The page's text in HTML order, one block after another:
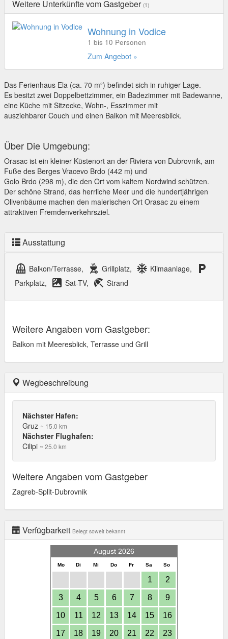
Weitere Unterkünfte vom Gastgeber (1)
Wohnung in Vodice
1 bis 10 Personen
Zum Angebot »
Das Ferienhaus Ela (ca. 70 m²) befindet sich in ruhiger Lage.
Es besitzt zwei Doppelbettzimmer, ein Badezimmer mit Badewanne,
eine Küche mit Sitzecke, Wohn-, Esszimmer mit
ausziehbarer Couch und einen Balkon mit Meeresblick.
Über Die Umgebung:
Orasac ist ein kleiner Küstenort an der Riviera von Dubrovnik, am
Fuße des Berges Vracevo Brdo (442 m) und
Golo Brdo (298 m), die den Ort vom kaltem Nordwind schützen.
Der schöne Strand, das herrliche Meer und die hundertjährigen
Olivenbäume machen den malerischen Ort Orasac zu einem
attraktiven Fremdenverkehrsziel.
Ausstattung
balcony Balkon/Terrasse, outdoor_grill Grillplatz, ac_unit Klimaanlage, local_parking
Parkplatz, satellite Sat-TV, beach_access Strand
Weitere Angaben vom Gastgeber:
Balkon mit Meeresblick, Terrasse und Grill
Wegbeschreibung
Nächster Hafen:
Gruz ~ 15.0 km
Nächster Flughafen:
Cilipi ~ 25.0 km
Weitere Angaben vom Gastgeber
Zagreb-Split-Dubrovnik
Verfügbarkeit Belegt soweit bekannt
August 2026
Mo Di Mi Do Fr Sa So
1 2
3 4 5 6 7 8 9
10 11 12 13 14 15 16
17 18 19 20 21 22 23